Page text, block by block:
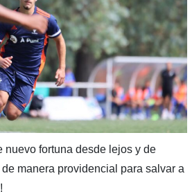
nuevo fortuna desde lejos y de
manera providencial para salvar a